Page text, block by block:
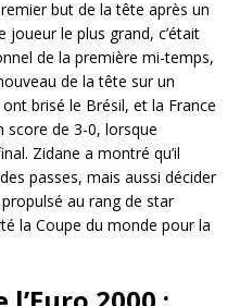
but de la tête après un
joueur le plus grand, c’était
de la première mi-temps,
de la tête sur un
brisé le Brésil, et la France
score de 3-0, lorsque
Zidane a montré qu’il
passes, mais aussi décider
au rang de star
la Coupe du monde pour la